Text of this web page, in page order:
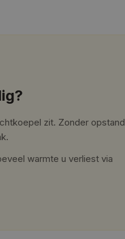
zit. Zonder opstand
warmte u verliest via